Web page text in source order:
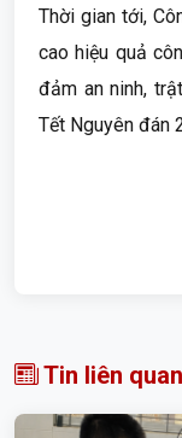
Thời gian tới,
cao hiệu quả
đảm an ninh,
Tết Nguyên đán
Tin liên quan